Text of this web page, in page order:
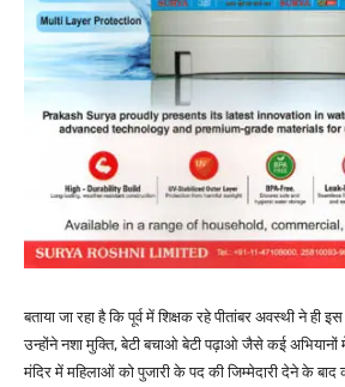
बताया जा रहा है कि पूर्व में शिक्षक रहे पीतांबर अवस्थी ने ही
उन्होंने नशा मुक्ति, बेटी बचाओ बेटी पढ़ाओ जैसे कई अभियानों
मंदिर में महिलाओं को पुजारी के पद की जिम्मेदारी देने के बाद